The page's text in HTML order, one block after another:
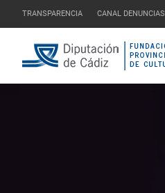
TRANSPARENCIA CANAL DENUNCIAS